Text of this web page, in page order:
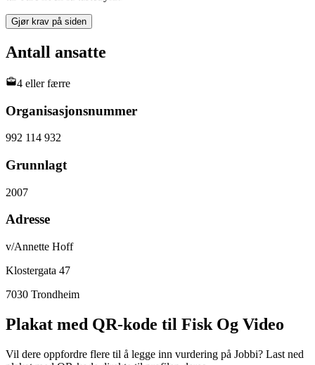
Gjør krav på siden
Antall ansatte
4 eller færre
Organisasjonsnummer
992 114 932
Grunnlagt
2007
Adresse
v/Annette Hoff
Klostergata 47
7030 Trondheim
Plakat med QR-kode til Fisk Og Video
Vil dere oppfordre flere til å legge inn vurdering på Jobbi? Last ned